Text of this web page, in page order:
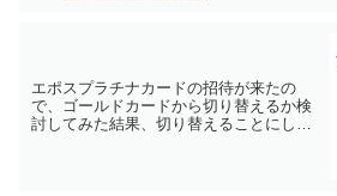
エポスプラチナカードの招待が来たの
で、ゴールドカードから切り替えるか検
討してみた結果、切り替えることにしま